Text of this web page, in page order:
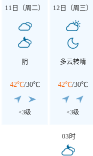
11日（周二）
阴
42℃/30℃
<3级
12日（周三）
多云转晴
42℃/30℃
<3级
03时